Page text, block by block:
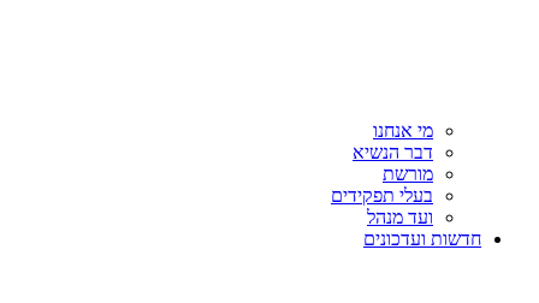
מי אנחנו
דבר הנשיא
מורשת
בעלי תפקידים
ועד מנהל
חדשות ועדכונים